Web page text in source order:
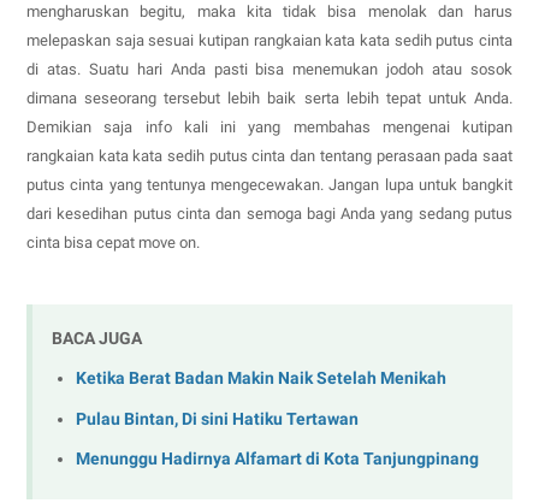
mengharuskan begitu, maka kita tidak bisa menolak dan harus
melepaskan saja sesuai kutipan rangkaian kata kata sedih putus cinta
di atas. Suatu hari Anda pasti bisa menemukan jodoh atau sosok
dimana seseorang tersebut lebih baik serta lebih tepat untuk Anda.
Demikian saja info kali ini yang membahas mengenai kutipan
rangkaian kata kata sedih putus cinta dan tentang perasaan pada saat
putus cinta yang tentunya mengecewakan. Jangan lupa untuk bangkit
dari kesedihan putus cinta dan semoga bagi Anda yang sedang putus
cinta bisa cepat move on.
BACA JUGA
Ketika Berat Badan Makin Naik Setelah Menikah
Pulau Bintan, Di sini Hatiku Tertawan
Menunggu Hadirnya Alfamart di Kota Tanjungpinang